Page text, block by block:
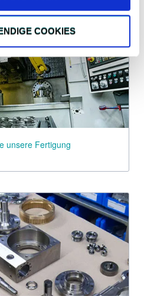
COOKIES
unsere Fertigung